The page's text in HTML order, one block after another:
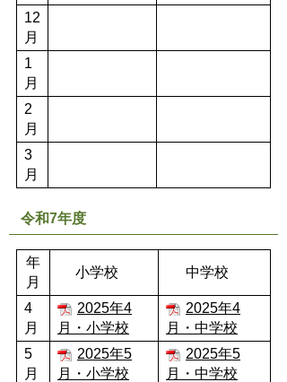
12
月
1
月
2
月
3
月
令和7年度
年
月
小学校 中学校
4
月
2025年4
月・小学校
2025年4
月・中学校
5
月
2025年5
月・小学校
2025年5
月・中学校